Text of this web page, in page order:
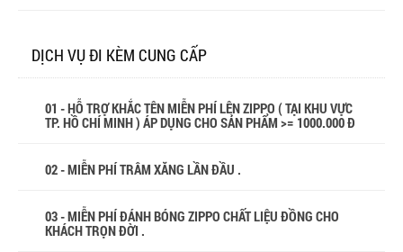
DỊCH VỤ ĐI KÈM CUNG CẤP
01 - HỖ TRỢ KHẮC TÊN MIỄN PHÍ LÊN ZIPPO ( TẠI KHU VỰC
TP. HỒ CHÍ MINH ) ÁP DỤNG CHO SẢN PHẨM >= 1000.000 Đ
02 - MIỄN PHÍ TRÂM XĂNG LẦN ĐẦU .
03 - MIỄN PHÍ ĐÁNH BÓNG ZIPPO CHẤT LIỆU ĐỒNG CHO
KHÁCH TRỌN ĐỜI .